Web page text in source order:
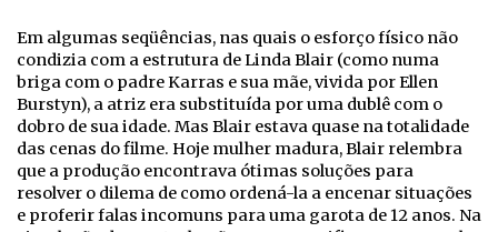
Em algumas seqüências, nas quais o esforço físico não
condizia com a estrutura de Linda Blair (como numa
briga com o padre Karras e sua mãe, vivida por Ellen
Burstyn), a atriz era substituída por uma dublê com o
dobro de sua idade. Mas Blair estava quase na totalidade
das cenas do filme. Hoje mulher madura, Blair relembra
que a produção encontrava ótimas soluções para
resolver o dilema de como ordená-la a encenar situações
e proferir falas incomuns para uma garota de 12 anos. Na